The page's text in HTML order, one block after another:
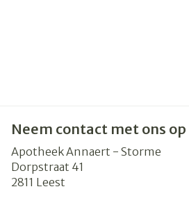
Neem contact met ons op
Apotheek Annaert - Storme
Dorpstraat 41
2811 Leest